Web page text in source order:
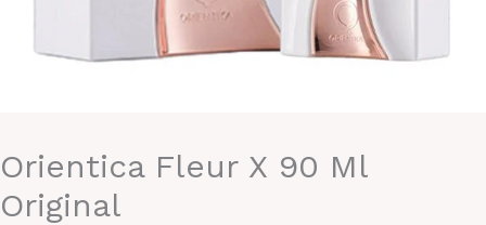
Orientica Fleur X 90 Ml
Original